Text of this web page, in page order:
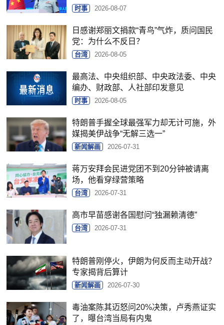
时事 2026-08-07
日感谢郑丽文捐款“青鸟”气炸，质问国民
党：为什么不反日？
台湾 2026-08-05
最高法、中央组织部、中央政法委、中央
编办、财政部、人社部印发意见
时事 2026-08-05
特朗普手握全球最强军力却无计可施，外
媒揭美伊战争“无解三选一”
新闻解画 2026-07-31
蒋万安拜会民进党团不到20分钟被请离
场，他看穿绿营策略
台湾 2026-07-31
高市早苗感谢各国慰问“独漏赖清德”
台湾 2026-07-31
特朗普刚停火，伊朗为何反而主动开战？
专家揭背后算计
新闻解画 2026-07-30
毒油案陈其迈怒问20%决策，卢秀燕证实
了，曝台湾当局有内鬼